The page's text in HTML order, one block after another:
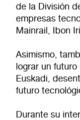
de la División
empresas
Mainrail, Ibon
Asimismo,
lograr un
Euskadi,
futuro
Durante su